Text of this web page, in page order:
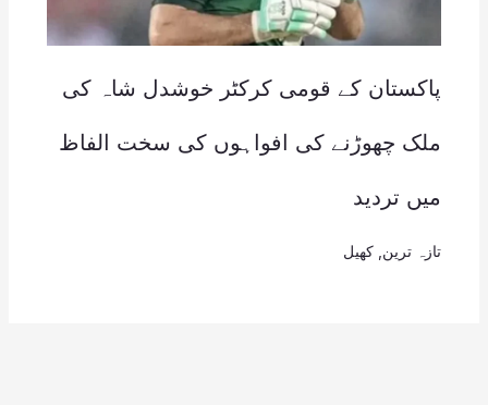
پاکستان کے قومی کرکٹر خوشدل شاہ کی
ملک چھوڑنے کی افواہوں کی سخت الفاظ
میں تردید
تازہ ترین کھیل